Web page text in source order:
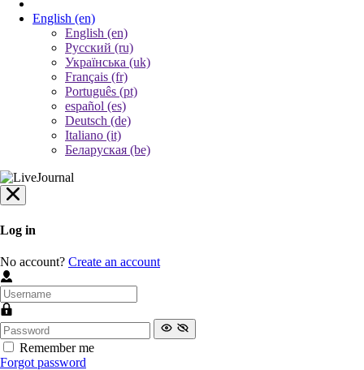
English (en)
English (en)
Русский (ru)
Українська (uk)
Français (fr)
Português (pt)
español (es)
Deutsch (de)
Italiano (it)
Беларуская (be)
Log in
No account? Create an account
Remember me
Forgot password